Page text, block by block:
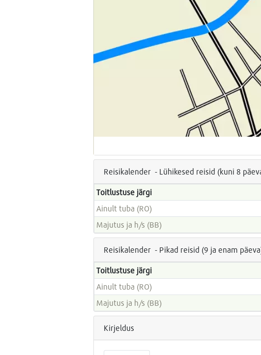
Reisikalender - Lühikesed reisid (kuni 8
Toitlustuse järgi
Ainult tuba (RO)
Majutus ja h/s (BB)
Reisikalender - Pikad reisid (9 ja enam
Toitlustuse järgi
Ainult tuba (RO)
Majutus ja h/s (BB)
Kirjeldus